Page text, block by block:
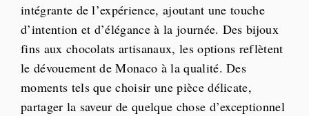
intégrante de l’expérience, ajoutant une touche
d’intention et d’élégance à la journée. Des bijoux
fins aux chocolats artisanaux, les options reflètent
le dévouement de Monaco à la qualité. Des
moments tels que choisir une pièce délicate,
partager la saveur de quelque chose d’exceptionnel